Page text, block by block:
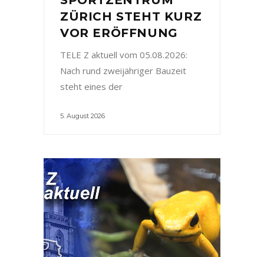
ZÜRICH STEHT KURZ
VOR ERÖFFNUNG
TELE Z aktuell vom 05.08.2026:
Nach rund zweijähriger Bauzeit
steht eines der
5. August 2026